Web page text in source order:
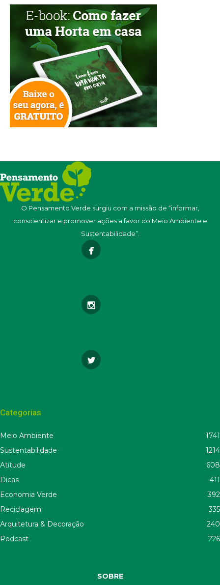
O Pensamento Verde surgiu com a missão de “informar,
conscientizar e promover ações a favor do Meio Ambiente e
Sustentabilidade”.
Categorias
Meio Ambiente
1741
Sustentabilidade
1214
Atitude
608
Dicas
411
Economia Verde
392
Reciclagem
335
Arquitetura & Decoração
240
Podcast
226
SOBRE